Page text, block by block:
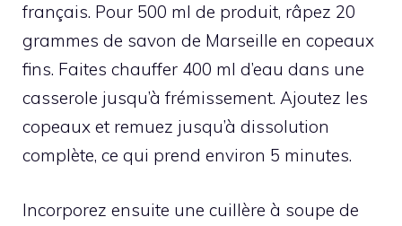
français. Pour 500 ml de produit, râpez 20
grammes de savon de Marseille en copeaux
fins. Faites chauffer 400 ml d’eau dans une
casserole jusqu’à frémissement. Ajoutez les
copeaux et remuez jusqu’à dissolution
complète, ce qui prend environ 5 minutes.
Incorporez ensuite une cuillère à soupe de